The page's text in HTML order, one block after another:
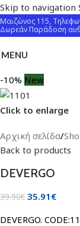
Skip to navigation
Μαιζώνος 115,
Δωρεάν Παράδοση
MENU
-10% New
Click to enlarge
Αρχική σελίδα/
Back to products
DEVERGO
39.90€ 35.91 €
DEVERGO.